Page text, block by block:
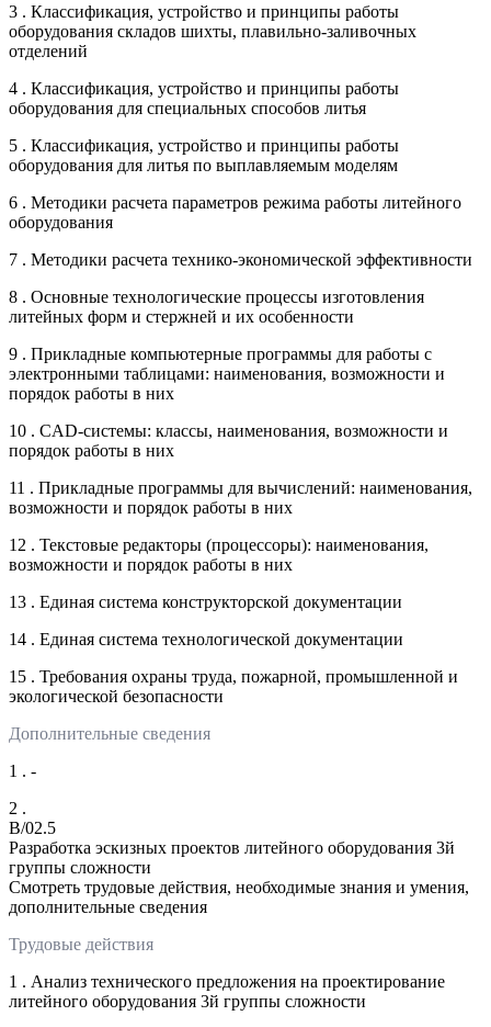
3 . Классификация, устройство и принципы работы
оборудования складов шихты, плавильно-заливочных
отделений
4 . Классификация, устройство и принципы работы
оборудования для специальных способов литья
5 . Классификация, устройство и принципы работы
оборудования для литья по выплавляемым моделям
6 . Методики расчета параметров режима работы литейного
оборудования
7 . Методики расчета технико-экономической эффективности
8 . Основные технологические процессы изготовления
литейных форм и стержней и их особенности
9 . Прикладные компьютерные программы для работы с
электронными таблицами: наименования, возможности и
порядок работы в них
10 . CAD-системы: классы, наименования, возможности и
порядок работы в них
11 . Прикладные программы для вычислений: наименования,
возможности и порядок работы в них
12 . Текстовые редакторы (процессоры): наименования,
возможности и порядок работы в них
13 . Единая система конструкторской документации
14 . Единая система технологической документации
15 . Требования охраны труда, пожарной, промышленной и
экологической безопасности
Дополнительные сведения
1 . -
2 .
B/02.5
Разработка эскизных проектов литейного оборудования 3й
группы сложности
Смотреть трудовые действия, необходимые знания и умения,
дополнительные сведения
Трудовые действия
1 . Анализ технического предложения на проектирование
литейного оборудования 3й группы сложности